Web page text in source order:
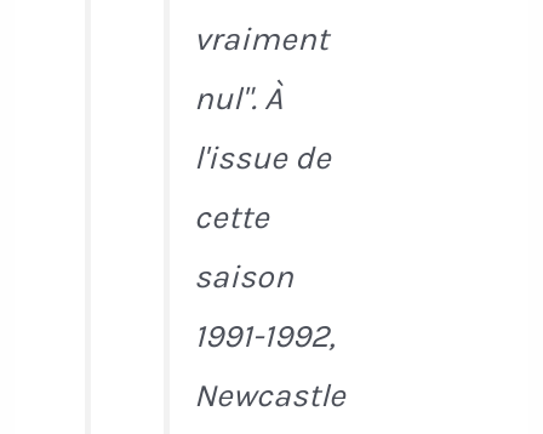
vraiment
nul". À
l'issue de
cette
saison
1991-1992,
Newcastle